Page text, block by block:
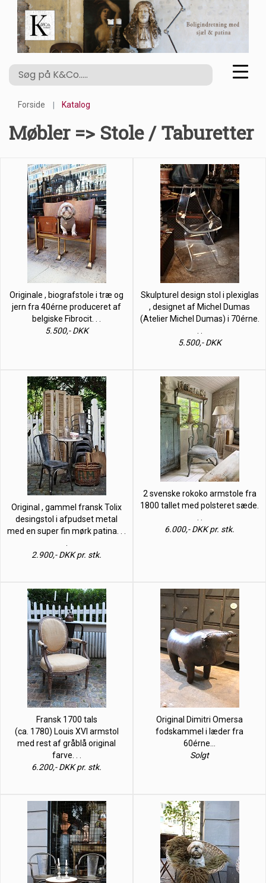
Forside Katalog
Møbler => Stole / Taburetter
Originale , biografstole i træ og
jern fra 40érne produceret af
belgiske Fibrocit. . .
5.500,- DKK
Skulpturel design stol i plexiglas
, designet af Michel Dumas
(Atelier Michel Dumas) i 70érne.
5.500,- DKK
Original , gammel fransk Tolix
desingstol i afpudset metal
med en super fin mørk patina. . .
2.900,- DKK pr. stk.
2 svenske rokoko armstole fra
1800 tallet med polsteret sæde.
6.000,- DKK pr. stk.
Fransk 1700 tals
(ca. 1780) Louis XVI armstol
med rest af gråblå original
farve. . .
6.200,- DKK pr. stk.
Original Dimitri Omersa
fodskammel i læder fra
60érne…
Solgt